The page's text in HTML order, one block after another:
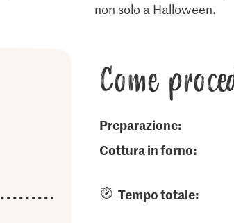
non solo a Halloween.
Come
Preparazione:
cottura in forno:
Tempo totale: